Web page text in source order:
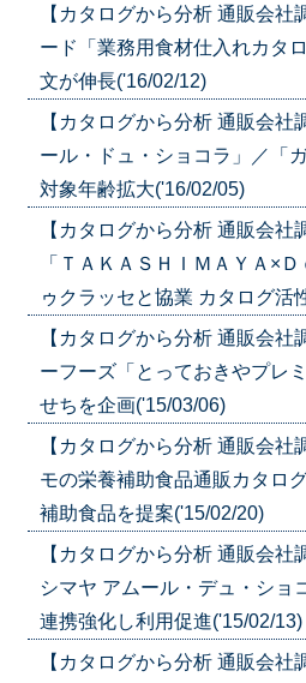
【カタログから分析 通販会社
ード「業務用食材仕入れカタ
文が伸長('16/02/12)
【カタログから分析 通販会社
ール・ドュ・ショコラ」／「
対象年齢拡大('16/02/05)
【カタログから分析 通販会社
「ＴＡＫＡＳＨＩＭＡＹＡ×
ゥクラッセと協業 カタログ活
【カタログから分析 通販会社
ーフーズ「とっておきやプレ
せちを企画('15/03/06)
【カタログから分析 通販会
モの栄養補助食品通販カタロ
補助食品を提案('15/02/20)
【カタログから分析 通販会社
シマヤ アムール・デュ・ショ
連携強化し利用促進('15/02/13)
【カタログから分析 通販会社